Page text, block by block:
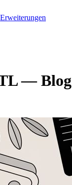
Erweiterungen
—Blog